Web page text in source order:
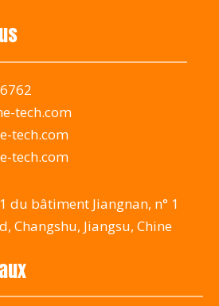
tech.com
tech.com
tech.com
du bâtiment Jiangnan, n° 1
Changshu, Jiangsu, Chine